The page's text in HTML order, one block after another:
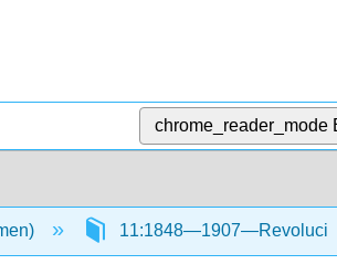
chrome_reader_mode